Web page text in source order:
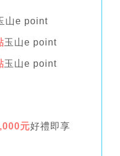
山e point
玉山e point
玉山e point
元好禮即享